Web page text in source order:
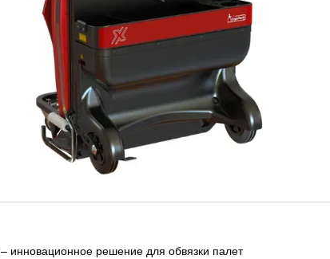
– инновационное решение для обвязки палет